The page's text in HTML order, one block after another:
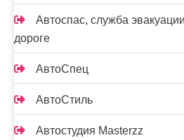
Автоспас, служба
дороге
АвтоСпец
АвтоСтиль
Автостудия Masterzz